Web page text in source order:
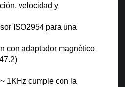
velocidad y
ISO2954 para una
con adaptador magnético
1KHz cumple con la